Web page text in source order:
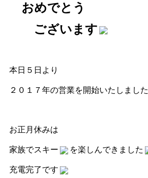
おめでとう
ございます
本日５日より
２０１７年の営業を開始いたしました
お正月休みは
家族でスキー を楽しんできました
充電完了です